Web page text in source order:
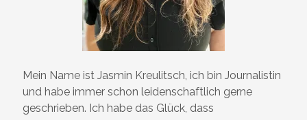
Mein Name ist Jasmin Kreulitsch, ich bin Journalistin
und habe immer schon leidenschaftlich gerne
geschrieben. Ich habe das Glück, dass